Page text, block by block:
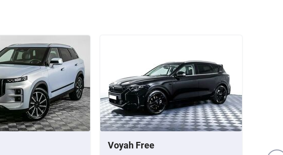
Voyah Free